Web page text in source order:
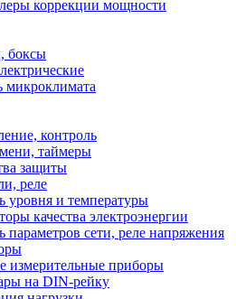
коррекции мощности
боксы
микроклимата
контроль
таймеры
защиты
реле
уровня и температуры
качества электроэнергии
параметров сети, реле напряжения
измерительные приборы
на DIN-рейку